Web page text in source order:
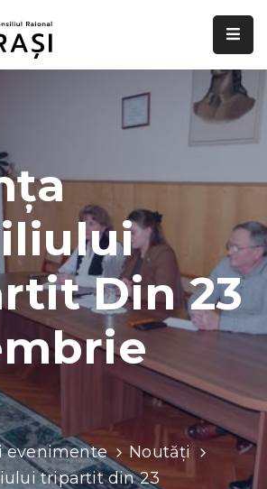
Din 23
evenimente
Noutăți
tripartit din 23